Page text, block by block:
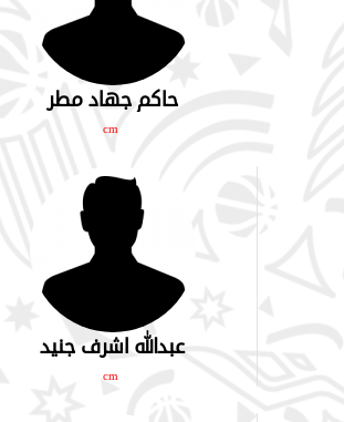
حاكم جهاد مطر
cm
عبدالله اشرف جنيد
cm